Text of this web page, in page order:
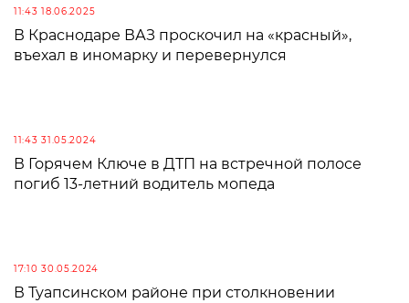
11:43 18.06.2025
В Краснодаре ВАЗ проскочил на «красный»,
въехал в иномарку и перевернулся
11:43 31.05.2024
В Горячем Ключе в ДТП на встречной полосе
погиб 13-летний водитель мопеда
17:10 30.05.2024
В Туапсинском районе при столкновении